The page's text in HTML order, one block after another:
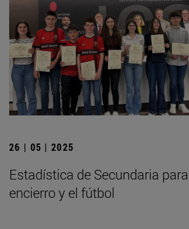
26 | 05 | 2025
Estadística de Secundaria
encierro y el fútbol